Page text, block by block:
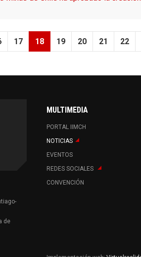
17 18 19 20 21 22
de
MULTIMEDIA
PORTAL IIMCH
NOTICIAS
EVENTOS
REDES SOCIALES
CONVENCIÓN